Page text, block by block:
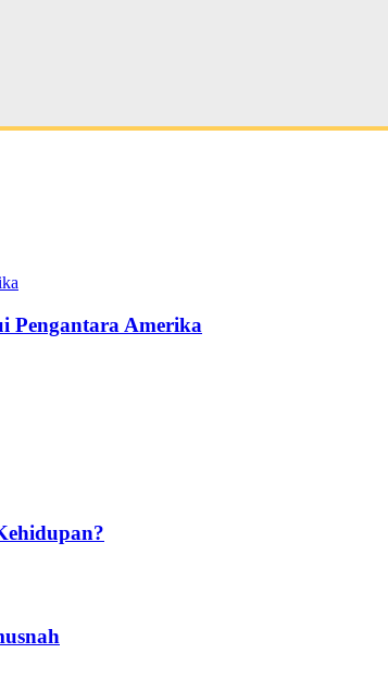
Pengantara Amerika